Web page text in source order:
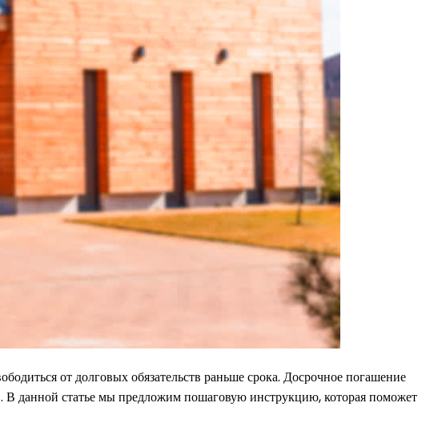
от долговых обязательств раньше срока. Досрочное погашение
В данной статье мы предложим пошаговую инструкцию, которая поможет